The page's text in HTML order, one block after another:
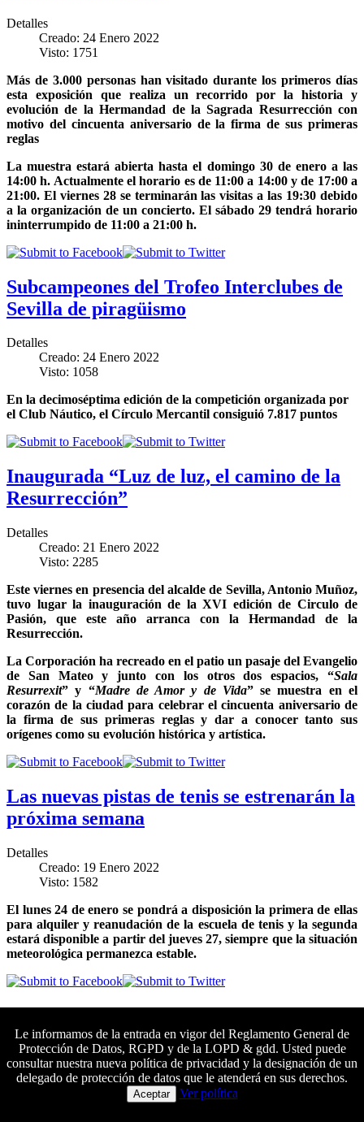
Detalles
Creado: 24 Enero 2022
Visto: 1751
Más de 3.000 personas han visitado durante los primeros días
esta exposición que realiza un recorrido por la historia y
evolución de la Hermandad de la Sagrada Resurrección con
motivo del cincuenta aniversario de la firma de sus primeras
reglas
La muestra estará abierta hasta el domingo 30 de enero a las
14:00 h. Actualmente el horario es de 11:00 a 14:00 y de 17:00 a
21:00. El viernes 28 se terminarán las visitas a las 19:30 debido
a la organización de un concierto. El sábado 29 tendrá horario
ininterrumpido de 11:00 a 21:00 h.
Subcampeones del Trofeo Interclubes de
Sevilla de piragüismo
Detalles
Creado: 24 Enero 2022
Visto: 1058
En la decimoséptima edición de la competición organizada por
el Club Náutico, el Círculo Mercantil consiguió 7.817 puntos
Inaugurada “Luz de luz, el camino de la
Resurrección”
Detalles
Creado: 21 Enero 2022
Visto: 2285
Este viernes en presencia del alcalde de Sevilla, Antonio Muñoz,
tuvo lugar la inauguración de la XVI edición de Circulo de
Pasión, que este año arranca con la Hermandad de la
Resurrección.
La Corporación ha recreado en el patio un pasaje del Evangelio
de San Mateo y junto con los otros dos espacios, “Sala
Resurrexit” y “Madre de Amor y de Vida” se muestra en el
corazón de la ciudad para celebrar el cincuenta aniversario de
la firma de sus primeras reglas y dar a conocer tanto sus
orígenes como su evolución histórica y artística.
Las nuevas pistas de tenis se estrenarán la
próxima semana
Detalles
Creado: 19 Enero 2022
Visto: 1582
El lunes 24 de enero se pondrá a disposición la primera de ellas
para alquiler y reanudación de la escuela de tenis y la segunda
estará disponible a partir del jueves 27, siempre que la situación
meteorológica permanezca estable.
campeón en la 1º Jornada de Juegos
Municipales de piragüismo
Colaboradores principales
Le informamos de la entrada en vigor del Reglamento General de
Protección de Datos, RGPD y de la LOPD & gdd. Usted puede
consultar nuestra nueva política de privacidad y la designación de un
delegado de protección de datos que le atenderá en sus derechos.
Aceptar Ver política